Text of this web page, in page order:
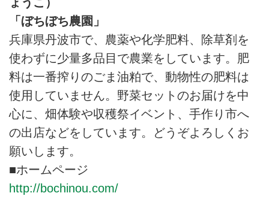
「ぼちぼち農園」
兵庫県丹波市で、農薬や化学肥料、除草剤を
使わずに少量多品目で農業をしています。肥
料は一番搾りのごま油粕で、動物性の肥料は
使用していません。野菜セットのお届けを中
心に、畑体験や収穫祭イベント、手作り市へ
の出店などをしています。どうぞよろしくお
願いします。
■ホームページ
http://bochinou.com/